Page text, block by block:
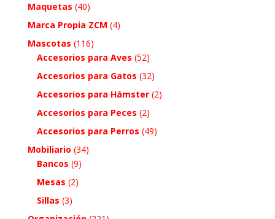
Maquetas (40)
Marca Propia ZCM (4)
Mascotas (116)
Accesorios para Aves (52)
Accesorios para Gatos (32)
Accesorios para Hámster (2)
Accesorios para Peces (2)
Accesorios para Perros (49)
Mobiliario (34)
Bancos (9)
Mesas (2)
Sillas (3)